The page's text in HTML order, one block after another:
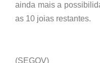
ainda mais a
as 10 joias restantes.
(SEGOV)